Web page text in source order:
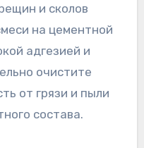
и сколов
на цементной
адгезией и
очистите
от грязи и пыли
состава.